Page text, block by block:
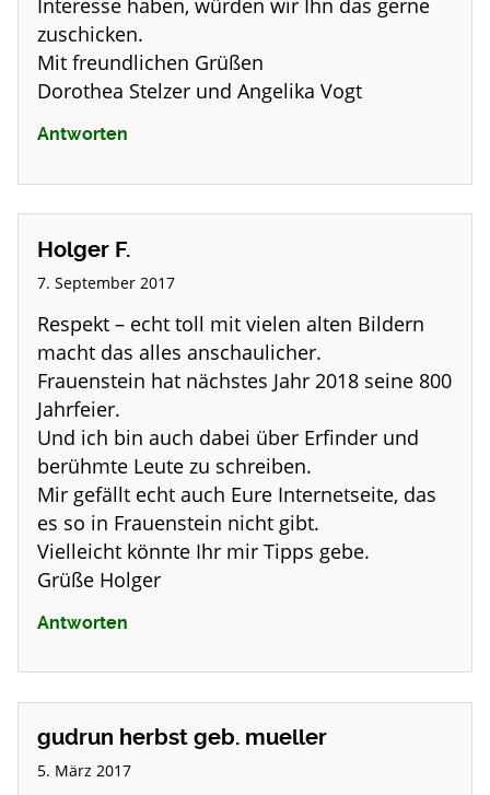
Interesse haben, würden wir Ihn das gerne
zuschicken.
Mit freundlichen Grüßen
Dorothea Stelzer und Angelika Vogt
Antworten
Holger F.
7. September 2017
Respekt – echt toll mit vielen alten Bildern
macht das alles anschaulicher.
Frauenstein hat nächstes Jahr 2018 seine 800
Jahrfeier.
Und ich bin auch dabei über Erfinder und
berühmte Leute zu schreiben.
Mir gefällt echt auch Eure Internetseite, das
es so in Frauenstein nicht gibt.
Vielleicht könnte Ihr mir Tipps gebe.
Grüße Holger
Antworten
gudrun herbst geb. mueller
5. März 2017